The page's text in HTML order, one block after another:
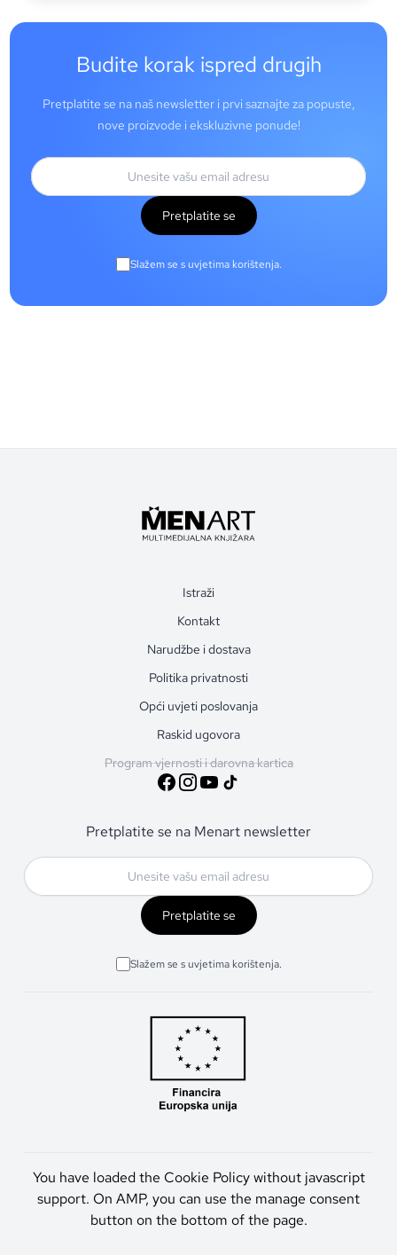
Budite korak ispred drugih
Pretplatite se na naš newsletter i prvi saznajte za popuste,
nove proizvode i ekskluzivne ponude!
Pretplatite se
Slažem se s uvjetima korištenja.
Istraži
Kontakt
Narudžbe i dostava
Politika privatnosti
Opći uvjeti poslovanja
Raskid ugovora
Program vjernosti i darovna kartica
Pretplatite se na Menart newsletter
Pretplatite se
Slažem se s uvjetima korištenja.
You have loaded the Cookie Policy without javascript
support. On AMP, you can use the manage consent
button on the bottom of the page.